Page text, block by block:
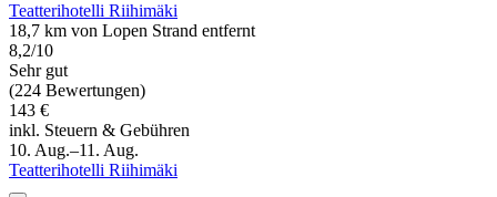
Teatterihotelli Riihimäki
18,7 km von Lopen Strand entfernt
8,2/10
Sehr gut
(224 Bewertungen)
143 €
inkl. Steuern & Gebühren
10. Aug.–11. Aug.
Teatterihotelli Riihimäki